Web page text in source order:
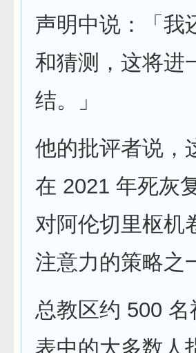
声明中说：「我
和猜测，这将进
结。」
他的批评者说，
在 2021 年死灰
对阿伦切里枢机
注意力的策略之
总教区约 500
表中的大多数人